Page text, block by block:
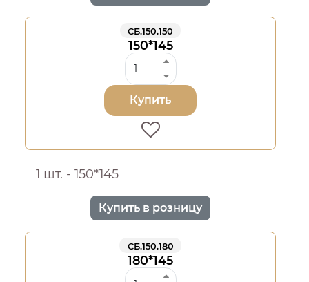
СБ.150.150
150*145
Купить
1 шт. - 150*145
Купить в розницу
СБ.150.180
180*145